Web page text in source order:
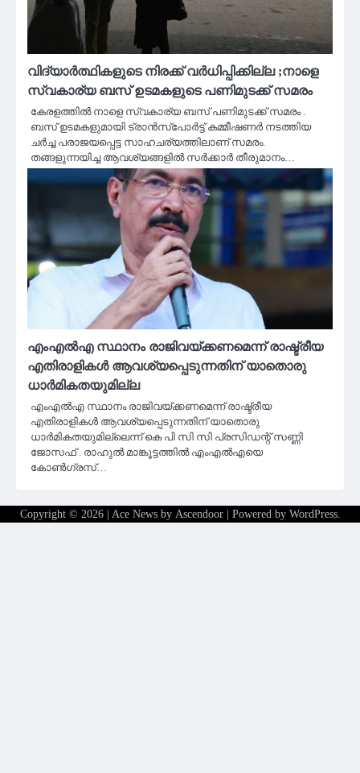
വിദ്യാർത്ഥികളുടെ നിരക്ക് വർധിപ്പിക്കില്ല ;നാളെ
സ്വകാര്യ ബസ് ഉടമകളുടെ പണിമുടക്ക് സമരം
കേരളത്തിൽ നാളെ സ്വകാര്യ ബസ് പണിമുടക്ക് സമരം .
ബസ് ഉടമകളുമായി ട്രാന്‍സ്‌പോര്‍ട്ട് കമ്മീഷണര്‍ നടത്തിയ
ചര്‍ച്ച പരാജയപ്പെട്ട സാഹചര്യത്തിലാണ് സമരം.
തങ്ങളുന്നയിച്ച ആവശ്യങ്ങളില്‍ സര്‍ക്കാര്‍ തീരുമാനം…
എംഎല്‍എ സ്ഥാനം രാജിവയ്ക്കണമെന്ന് രാഷ്ട്രീയ
എതിരാളികള്‍ ആവശ്യപ്പെടുന്നതിന് യാതൊരു
ധാര്‍മികതയുമില്ല
എംഎല്‍എ സ്ഥാനം രാജിവയ്ക്കണമെന്ന് രാഷ്ട്രീയ
എതിരാളികള്‍ ആവശ്യപ്പെടുന്നതിന് യാതൊരു
ധാര്‍മികതയുമില്ലെന്ന് കെ പി സി സി പ്രസിഡന്റ് സണ്ണി
ജോസഫ് . രാഹുല്‍ മാങ്കൂട്ടത്തില്‍ എംഎല്‍എയെ
കോണ്‍ഗ്രസ്…
Copyright © 2026 | Ace News by Ascendoor| Powered by WordPress.